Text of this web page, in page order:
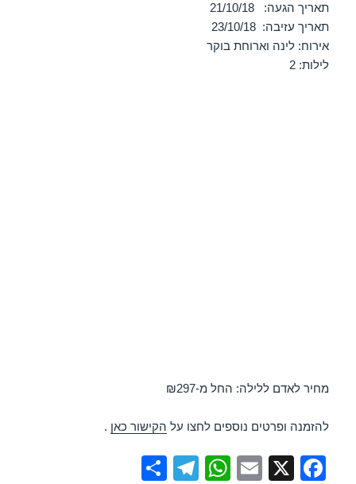
תאריך הגעה: 21/10/18
תאריך עזיבה: 23/10/18
אירוח: לינה וארוחת בוקר
לילות: 2
מחיר לאדם ללילה: החל מ-₪297
להזמנה ופרטים נוספים לחצו על הקישור כאן .
F
X
E
W
T